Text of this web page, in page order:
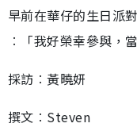
早前在華仔的生日派
︰「我好榮幸參與，
採訪︰黃曉妍
撰文︰Steven